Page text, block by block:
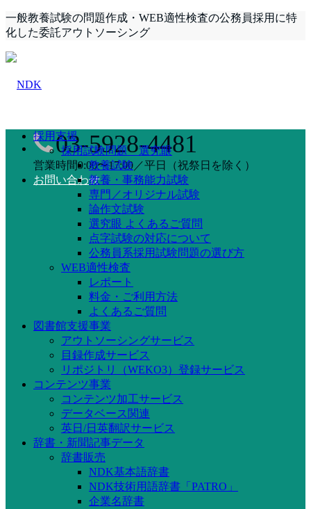
一般教養試験の問題作成・WEB適性検査の公務員採用に特
化した委託アウトソーシング
03-5928-4481
営業時間9:00〜17:00／平日（祝祭日を除く）
お問い合わせ
採用支援
採用試験問題 選究眼
教養試験
教養・事務能力試験
専門／オリジナル試験
論作文試験
選究眼 よくあるご質問
点字試験の対応について
公務員系採用試験問題の選び方
WEB適性検査
レポート
料金・ご利用方法
よくあるご質問
図書館支援事業
アウトソーシングサービス
目録作成サービス
リポジトリ（WEKO3）登録サービス
コンテンツ事業
コンテンツ加工サービス
データベース関連
英日/日英翻訳サービス
辞書・新聞記事データ
辞書販売
NDK基本語辞書
NDK技術用語辞書「PATRO」
企業名辞書